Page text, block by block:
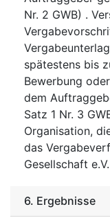
Nr. 2 GWB) .
spätestens bis
Bewerbung
dem
Satz 1 Nr. 3
Organisation,
das
Gesellschaft
6. Ergebnisse